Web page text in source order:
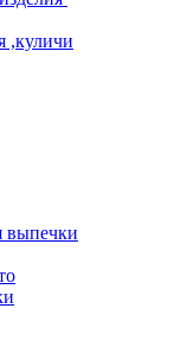
,куличи
выпечки